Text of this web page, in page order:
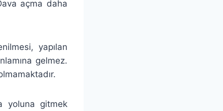
açma daha
yapılan
gelmez.
yoluna gitmek